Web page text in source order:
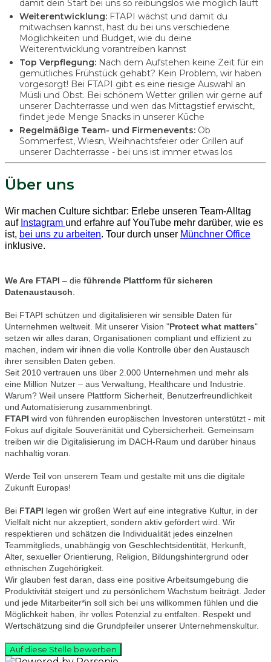
damit dein Start bei uns so reibungslos wie möglich läuft
Weiterentwicklung: FTAPI wächst und damit du
mitwachsen kannst, hast du bei uns verschiedene
Möglichkeiten und Budget, wie du deine
Weiterentwicklung vorantreiben kannst
Top Verpflegung: Nach dem Aufstehen keine Zeit für ein
gemütliches Frühstück gehabt? Kein Problem, wir haben
vorgesorgt! Bei FTAPI gibt es eine riesige Auswahl an
Müsli und Obst. Bei schönem Wetter grillen wir gerne auf
unserer Dachterrasse und wen das Mittagstief erwischt,
findet jede Menge Snacks in unserer Küche
Regelmäßige Team- und Firmenevents: Ob
Sommerfest, Wiesn, Weihnachtsfeier oder Grillen auf
unserer Dachterrasse - bei uns ist immer etwas los
Über uns
Wir machen Culture sichtbar: Erlebe unseren Team-Alltag
auf Instagram und erfahre auf YouTube mehr darüber, wie es
ist, bei uns zu arbeiten. Tour durch unser Münchner Office
inklusive.
We Are FTAPI – die führende Plattform für sicheren
Datenaustausch
Bei FTAPI schützen und digitalisieren wir sensible Daten für
Unternehmen weltweit. Mit unserer Vision "Protect what matters"
setzen wir alles daran, Organisationen compliant und effizient zu
machen, indem wir ihnen die volle Kontrolle über den Austausch
ihrer sensiblen Daten geben.
Seit 2010 vertrauen uns über 2.000 Unternehmen und mehr als
eine Million Nutzer – aus Verwaltung, Healthcare und Industrie.
Warum? Weil unsere Plattform Sicherheit, Benutzerfreundlichkeit
und Automatisierung zusammenbringt.
FTAPI wird von führenden europäischen Investoren unterstützt - mit
Fokus auf digitale Souveränität und Cybersicherheit. Gemeinsam
treiben wir die Digitalisierung im DACH-Raum und darüber hinaus
nachhaltig voran.
Werde Teil von unserem Team und gestalte mit uns die digitale
Zukunft Europas!
Bei FTAPI legen wir großen Wert auf eine integrative Kultur, in der
Vielfalt nicht nur akzeptiert, sondern aktiv gefördert wird. Wir
respektieren und schätzen die Individualität jedes einzelnen
Teammitglieds, unabhängig von Geschlechtsidentität, Herkunft,
Alter, sexueller Orientierung, Religion, Bildungshintergrund oder
ethnischen Zugehörigkeit.
Wir glauben fest daran, dass eine positive Arbeitsumgebung die
Produktivität steigert und zu persönlichem Wachstum beiträgt. Jeder
und jede Mitarbeiter*in soll sich bei uns willkommen fühlen und die
Möglichkeit haben, ihr volles Potenzial zu entfalten. Respekt und
Wertschätzung sind die Grundpfeiler unserer Unternehmenskultur.
Auf diese Stelle bewerben